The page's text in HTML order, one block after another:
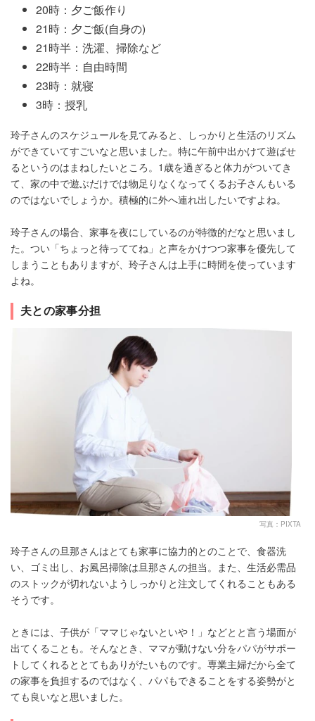
20時：夕ご飯作り
21時：夕ご飯(自身の)
21時半：洗濯、掃除など
22時半：自由時間
23時：就寝
3時：授乳
玲子さんのスケジュールを見てみると、しっかりと生活のリズム
ができていてすごいなと思いました。特に午前中出かけて遊ばせ
るというのはまねしたいところ。1歳を過ぎると体力がついてき
て、家の中で遊ぶだけでは物足りなくなってくるお子さんもいる
のではないでしょうか。積極的に外へ連れ出したいですよね。
玲子さんの場合、家事を夜にしているのが特徴的だなと思いまし
た。つい「ちょっと待っててね」と声をかけつつ家事を優先して
しまうこともありますが、玲子さんは上手に時間を使っています
よね。
夫との家事分担
写真：PIXTA
玲子さんの旦那さんはとても家事に協力的とのことで、食器洗
い、ゴミ出し、お風呂掃除は旦那さんの担当。また、生活必需品
のストックが切れないようしっかりと注文してくれることもある
そうです。
ときには、子供が「ママじゃないといや！」などとと言う場面が
出てくることも。そんなとき、ママが動けない分をパパがサポー
トしてくれるととてもありがたいものです。専業主婦だから全て
の家事を負担するのではなく、パパもできることをする姿勢がと
ても良いなと思いました。